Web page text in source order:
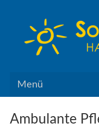
Menü
PFLEGELEISTUNGEN
Ambulante